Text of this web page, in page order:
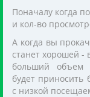
Поначалу когда
и кол-во
А когда вы
станет хорошей -
больший объем
будет
с низкой